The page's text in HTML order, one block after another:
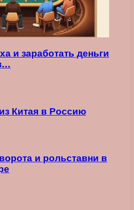
и заработать деньги
Китая в Россию
и рольставни в